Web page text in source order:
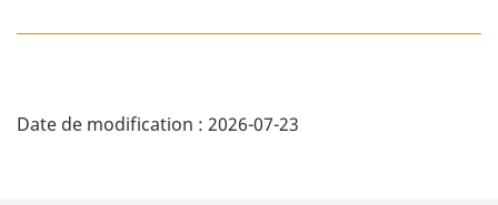
l
t
p
e
o
l
é
Date de modification : 2026-07-23